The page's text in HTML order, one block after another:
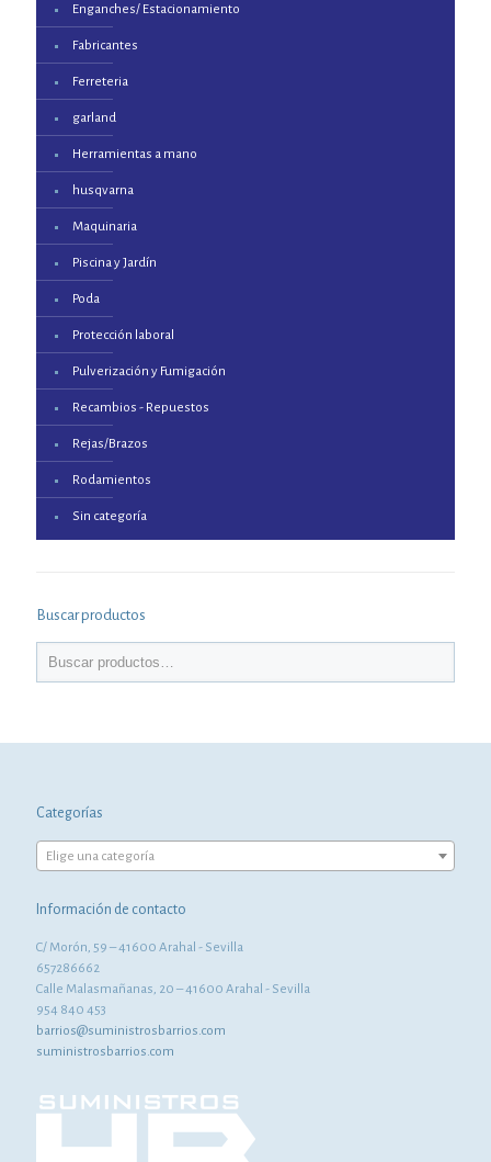
Enganches/ Estacionamiento
Fabricantes
Ferreteria
garland
Herramientas a mano
husqvarna
Maquinaria
Piscina y Jardín
Poda
Protección laboral
Pulverización y Fumigación
Recambios - Repuestos
Rejas/Brazos
Rodamientos
Sin categoría
Buscar productos
Categorías
Elige una categoría
Información de contacto
C/ Morón, 59 – 41600 Arahal - Sevilla
657286662
Calle Malasmañanas, 20 – 41600 Arahal - Sevilla
954 840 453
barrios@suministrosbarrios.com
suministrosbarrios.com